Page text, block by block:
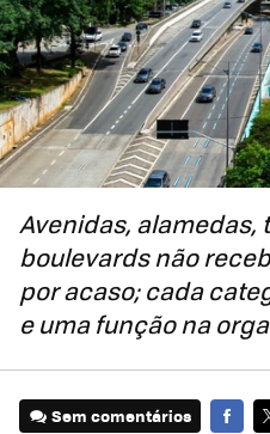
Avenidas, alamedas,
boulevards não
por acaso; cada
e uma função na
Sem comentários